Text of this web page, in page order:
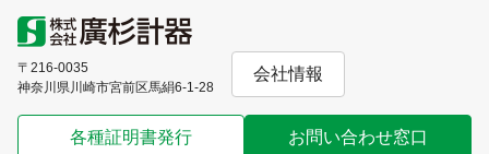
〒216-0035
神奈川県川崎市宮前区馬絹6-1-28
会社情報
各種証明書発行 お問い合わせ窓口